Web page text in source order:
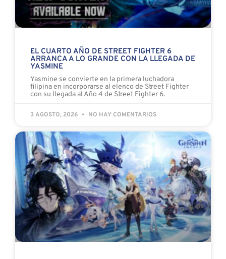
EL CUARTO AÑO DE STREET FIGHTER 6
ARRANCA A LO GRANDE CON LA LLEGADA DE
YASMINE
Yasmine se convierte en la primera luchadora
filipina en incorporarse al elenco de Street Fighter
con su llegada al Año 4 de Street Fighter 6.
3 AGOSTO, 2026 NO HAY COMENTARIOS